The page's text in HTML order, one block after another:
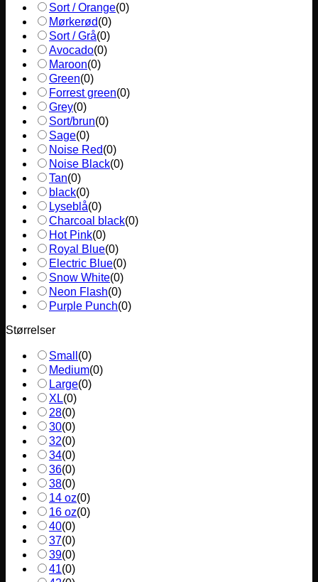
Sort / Orange(0)
Mørkerød(0)
Sort / Grå(0)
Avocado(0)
Maroon(0)
Green(0)
Forrest green(0)
Grey(0)
Sort/brun(0)
Sage(0)
Noise Red(0)
Noise Black(0)
Tan(0)
black(0)
Lyseblå(0)
Charcoal black(0)
Hot Pink(0)
Royal Blue(0)
Electric Blue(0)
Snow White(0)
Neon Flash(0)
Purple Punch(0)
Størrelser
Small (0)
Medium(0)
Large(0)
XL(0)
28(0)
30(0)
32(0)
34(0)
36(0)
38(0)
14 oz(0)
16 oz(0)
40(0)
37(0)
39(0)
41(0)